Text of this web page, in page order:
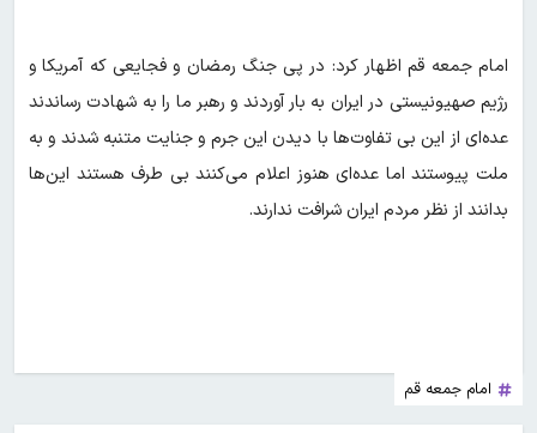
امام جمعه قم اظهار کرد: در پی جنگ رمضان و فجایعی که آمریکا و
رژیم صهیونیستی در ایران به بار آوردند و رهبر ما را به شهادت رساندند
عده‌ای از این بی تفاوت‌ها با دیدن این جرم و جنایت متنبه شدند و به
ملت پیوستند اما عده‌ای هنوز اعلام می‌کنند بی طرف هستند این‌ها
بدانند از نظر مردم ایران شرافت ندارند.
امام جمعه قم